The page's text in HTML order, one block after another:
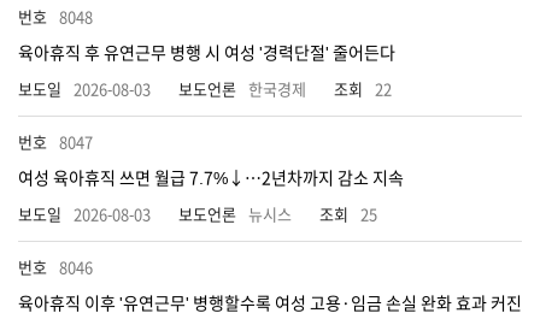
8048
육아휴직 후 유연근무 병행 시 여성 '경력단절' 줄어든다
2026-08-03 한국경제 22
8047
여성 육아휴직 쓰면 월급 7.7%↓…2년차까지 감소 지속
2026-08-03 뉴시스 25
8046
육아휴직 이후 '유연근무' 병행할수록 여성 고용·임금 손실 완화 효과 커진